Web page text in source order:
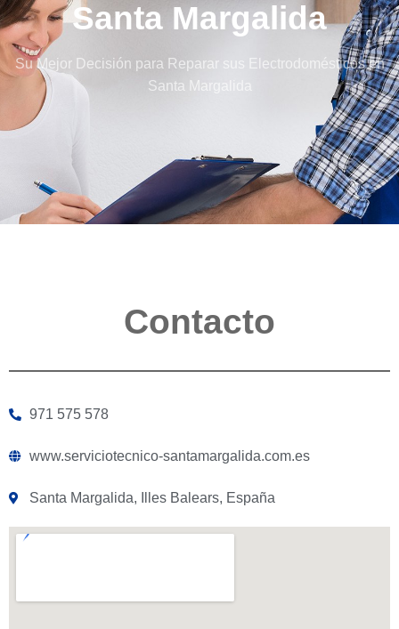
Santa Margalida
Su Mejor Decisión para Reparar sus Electrodomésticos en
Santa Margalida
Contacto
971 575 578
www.serviciotecnico-santamargalida.com.es
Santa Margalida, Illes Balears, España